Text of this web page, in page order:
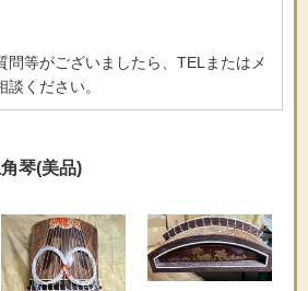
問等がございましたら、TELまたはメ
ください。
琴(美品)